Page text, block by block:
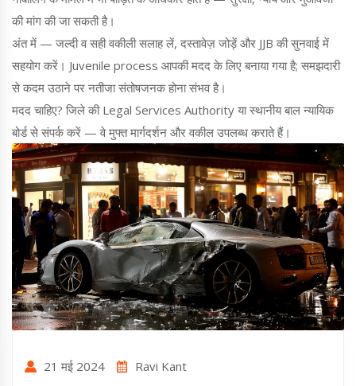
की मांग की जा सकती है।
अंत में — जल्दी व सही वकीली सलाह लें, दस्तावेज़ जोड़ें और JJB की सुनवाई में
सहयोग करें। Juvenile process आपकी मदद के लिए बनाया गया है; समझदारी
से कदम उठाने पर नतीजा संतोषजनक होना संभव है।
मदद चाहिए? जिले की Legal Services Authority या स्थानीय बाल न्यायिक
बोर्ड से संपर्क करें — वे मुफ्त मार्गदर्शन और वकील उपलब्ध कराते हैं।
21 मई 2024 Ravi Kant